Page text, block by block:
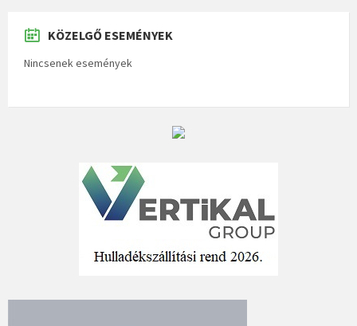
KÖZELGŐ ESEMÉNYEK
Nincsenek események